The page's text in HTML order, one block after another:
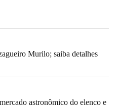
Murilo; saiba detalhes
astronômico do elenco e